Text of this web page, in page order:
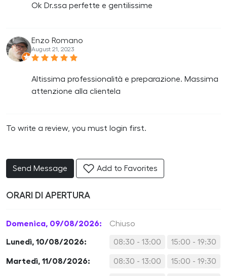
Ok Dr.ssa perfette e gentilissime
Enzo Romano
August 21, 2023
Altissima professionalità e preparazione. Massima
attenzione alla clientela
To write a review, you must login first.
Send Message Add to Favorites
ORARI DI APERTURA
Domenica, 09/08/2026: Chiuso
Lunedì, 10/08/2026: 08:30 - 13:00 15:00 - 19:30
Martedì, 11/08/2026: 08:30 - 13:00 15:00 - 19:30